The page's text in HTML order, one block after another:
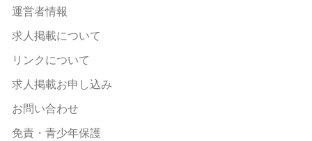
運営者情報
求人掲載について
リンクについて
求人掲載お申し込み
お問い合わせ
免責・青少年保護